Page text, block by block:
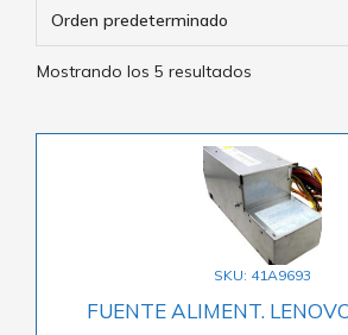
Mostrando los 5 resultados
SKU: 41A9693
FUENTE ALIMENT.